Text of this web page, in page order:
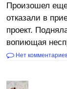
Произошел
отказали в
проект.
вопиющая
Нет